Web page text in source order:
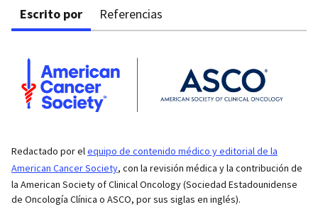
Escrito por Referencias
Redactado por elequipo de contenido médico y editorial de la
American Cancer Society, con la revisión médica y la contribución de
la American Society of Clinical Oncology (Sociedad Estadounidense
de Oncología Clínica o ASCO, por sus siglas en inglés).